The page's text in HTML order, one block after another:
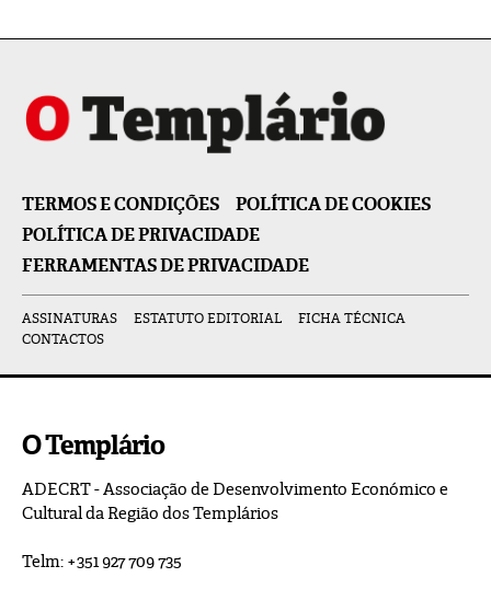
TERMOS E CONDIÇÕES
POLÍTICA DE COOKIES
POLÍTICA DE PRIVACIDADE
FERRAMENTAS DE PRIVACIDADE
ASSINATURAS ESTATUTO EDITORIAL
FICHA TÉCNICA
CONTACTOS
O Templário
ADECRT - Associação de Desenvolvimento Económico e
Cultural da Região dos Templários
Telm: +351 927 709 735